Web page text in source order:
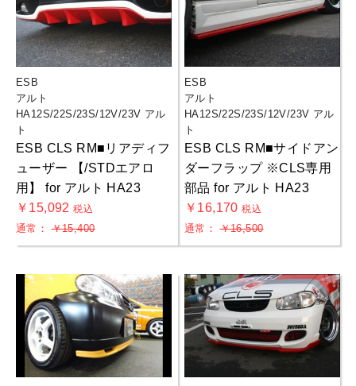
ESB
アルト
HA12S/22S/23S/12V/23V アル
ト
ESB CLS RM■リアディフ
ューザー 【/STDエアロ
用】 for アルト HA23
￥15,092税込
通常：￥15,400
ESB
アルト
HA12S/22S/23S/12V/23V アル
ト
ESB CLS RM■サイドアン
ダーフラップ ※CLS専用
部品 for アルト HA23
￥16,170税込
通常：￥16,500